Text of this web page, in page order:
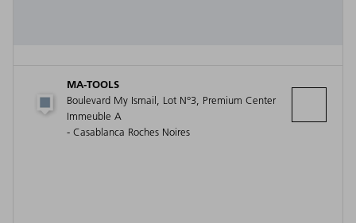
MA-TOOLS
Boulevard My Ismail, Lot N°3, Premium Center
Immeuble A
- Casablanca Roches Noires